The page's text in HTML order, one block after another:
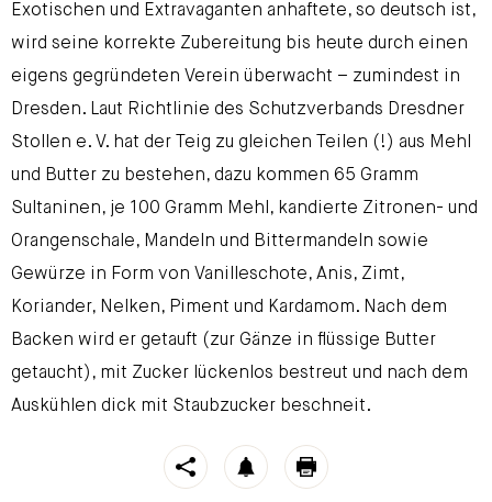
https://stroeck.at/neuigkeiten/es-ist-ein-stollen/
Toogle share
notification
print
Exotischen und Extravaganten anhaftete, so deutsch ist,
wird seine korrekte Zubereitung bis heute durch einen
eigens gegründeten Verein überwacht – zumindest in
Dresden. Laut Richtlinie des Schutzverbands Dresdner
Stollen e. V. hat der Teig zu gleichen Teilen (!) aus Mehl
und Butter zu bestehen, dazu kommen 65 Gramm
Sultaninen, je 100 Gramm Mehl, kandierte Zitronen- und
Orangenschale, Mandeln und Bittermandeln sowie
Gewürze in Form von Vanilleschote, Anis, Zimt,
Koriander, Nelken, Piment und Kardamom. Nach dem
Backen wird er getauft (zur Gänze in flüssige Butter
getaucht), mit Zucker lückenlos bestreut und nach dem
Auskühlen dick mit Staubzucker beschneit.